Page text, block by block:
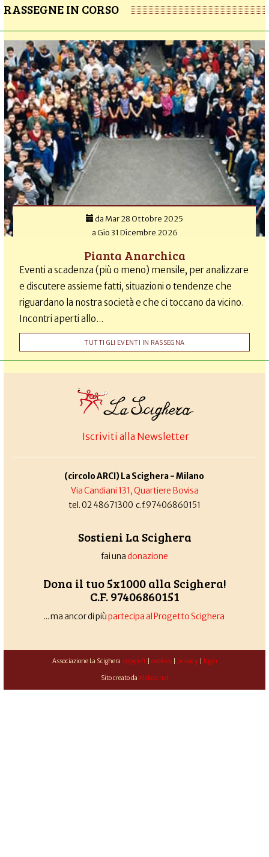
RASSEGNE IN CORSO
da Mar 28 Ottobre 2025
aGio 31 Dicembre 2026
Pianta Anarchica
Eventi a scadenza (più o meno) mensile, per analizzare
e discutere assieme fatti, situazioni o tendenze che
riguardano la nostra società e che ci toccano da vicino.
Incontri aperti allo...
TUTTI GLI EVENTI IN RASSEGNA
Iscriviti alla Newsletter
(circolo ARCI) La Scighera - Milano
Via Candiani 131, Quartiere Bovisa
tel. 02 48671300 c.f.97406860151
Sostieni La Scighera
fai unadonazione
Dona il tuo 5x1000 alla Scighera!
C.F. 97406860151
... ma ancor di piùpartecipa al Progetto Scighera
Associazione La Scighera copyleft| cookies| privacy| login
Sito creato da Alekos.net